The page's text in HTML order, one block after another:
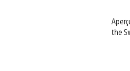
the